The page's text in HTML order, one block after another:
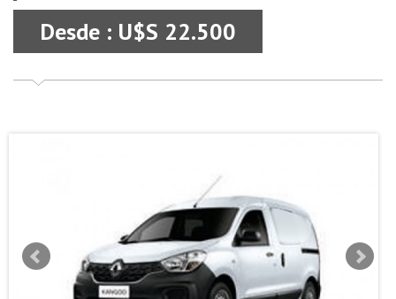
Desde : U$S 22.500